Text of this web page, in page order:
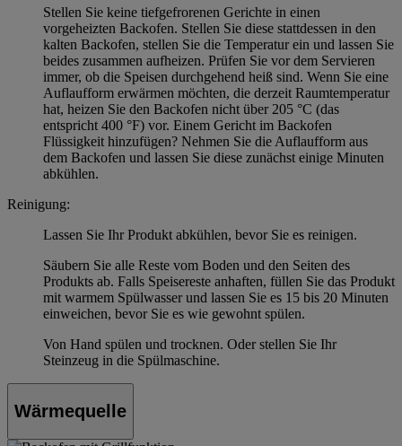
Stellen Sie keine tiefgefrorenen Gerichte in einen
vorgeheizten Backofen. Stellen Sie diese stattdessen in den
kalten Backofen, stellen Sie die Temperatur ein und lassen Sie
beides zusammen aufheizen. Prüfen Sie vor dem Servieren
immer, ob die Speisen durchgehend heiß sind. Wenn Sie eine
Auflaufform erwärmen möchten, die derzeit Raumtemperatur
hat, heizen Sie den Backofen nicht über 205 °C (das
entspricht 400 °F) vor. Einem Gericht im Backofen
Flüssigkeit hinzufügen? Nehmen Sie die Auflaufform aus
dem Backofen und lassen Sie diese zunächst einige Minuten
abkühlen.
Reinigung:
Lassen Sie Ihr Produkt abkühlen, bevor Sie es reinigen.
Säubern Sie alle Reste vom Boden und den Seiten des
Produkts ab. Falls Speisereste anhaften, füllen Sie das Produkt
mit warmem Spülwasser und lassen Sie es 15 bis 20 Minuten
einweichen, bevor Sie es wie gewohnt spülen.
Von Hand spülen und trocknen. Oder stellen Sie Ihr
Steinzeug in die Spülmaschine.
Wärmequelle